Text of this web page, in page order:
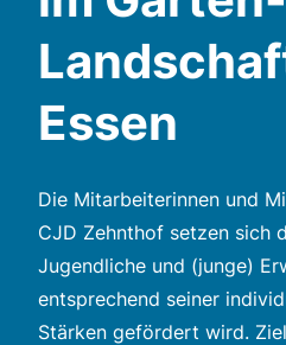
Essen
Die Mitarbeiterinnen und
CJD Zehnthof setzen sich
Jugendliche und (junge)
entsprechend seiner
Stärken gefördert wird.